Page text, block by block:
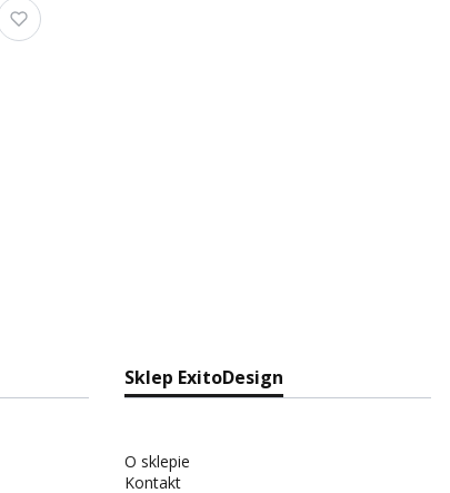
Sklep ExitoDesign
O sklepie
Kontakt